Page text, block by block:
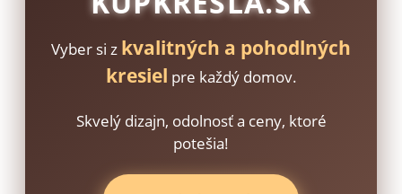
Vyber si z kvalitných a pohodlných
kresiel pre každý domov.
Skvelý dizajn, odolnosť a ceny, ktoré
potešia!